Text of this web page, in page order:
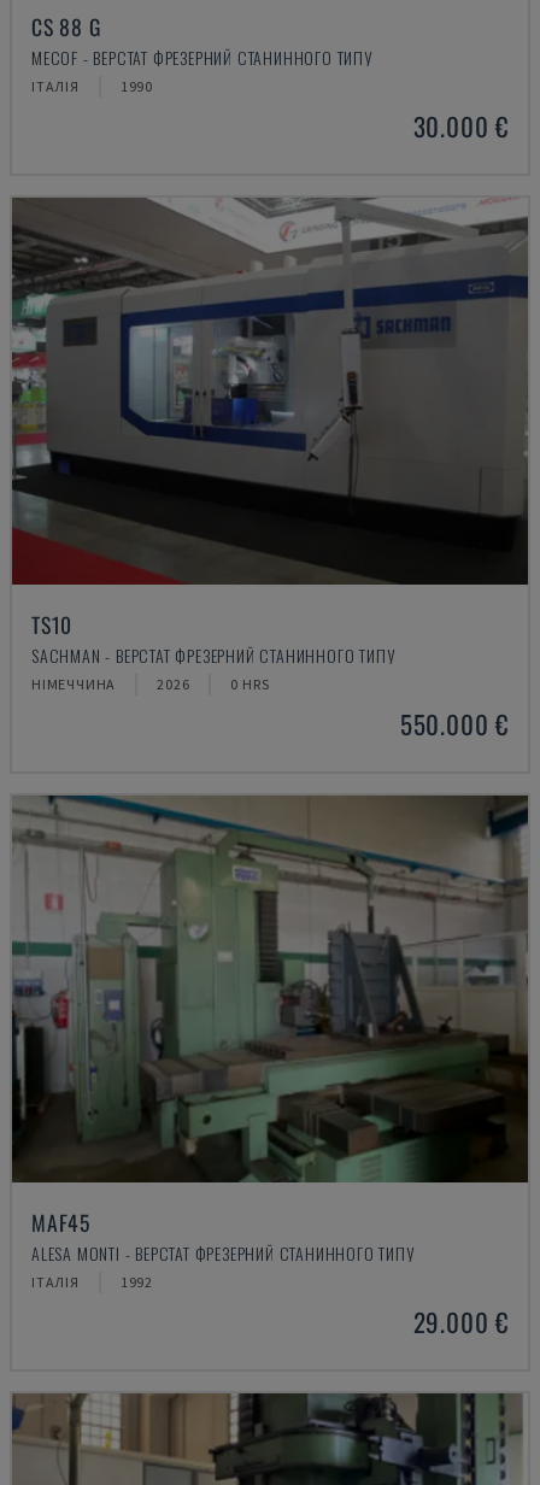
CS 88 G
MECOF - ВЕРСТАТ ФРЕЗЕРНИЙ СТАНИННОГО ТИПУ
ІТАЛІЯ 1990
30.000 €
TS10
SACHMAN - ВЕРСТАТ ФРЕЗЕРНИЙ СТАНИННОГО ТИПУ
НІМЕЧЧИНА 2026 0 HRS
550.000 €
MAF45
ALESA MONTI - ВЕРСТАТ ФРЕЗЕРНИЙ СТАНИННОГО ТИПУ
ІТАЛІЯ 1992
29.000 €